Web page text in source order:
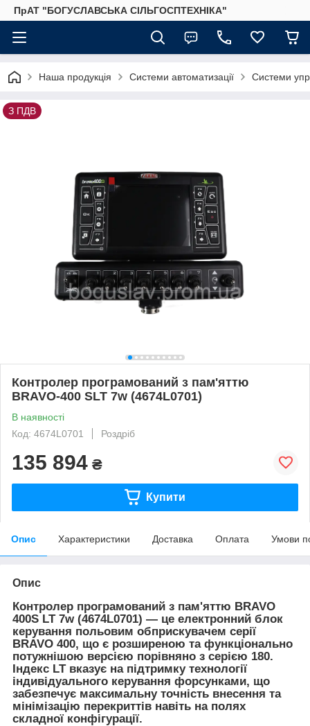
ПрАТ "БОГУСЛАВСЬКА СІЛЬГОСПТЕХНІКА"
Наша продукція Системи автоматизації Системи
З ПДВ
Контролер програмований з пам'яттю
BRAVO-400 SLT 7w (4674L0701)
В наявності
Код: 4674L0701
Роздріб
135 894 ₴
Купити
Опис Характеристики Доставка Оплата Умови
Опис
Контролер програмований з пам'яттю BRAVO
400S LT 7w (4674L0701) — це електронний блок
керування польовим обприскувачем серії
BRAVO 400, що є розширеною та функціонально
потужнішою версією порівняно з серією 180.
Індекс LT вказує на підтримку технології
індивідуального керування форсунками, що
забезпечує максимальну точність внесення та
мінімізацію перекриттів навіть на полях
складної конфігурації.